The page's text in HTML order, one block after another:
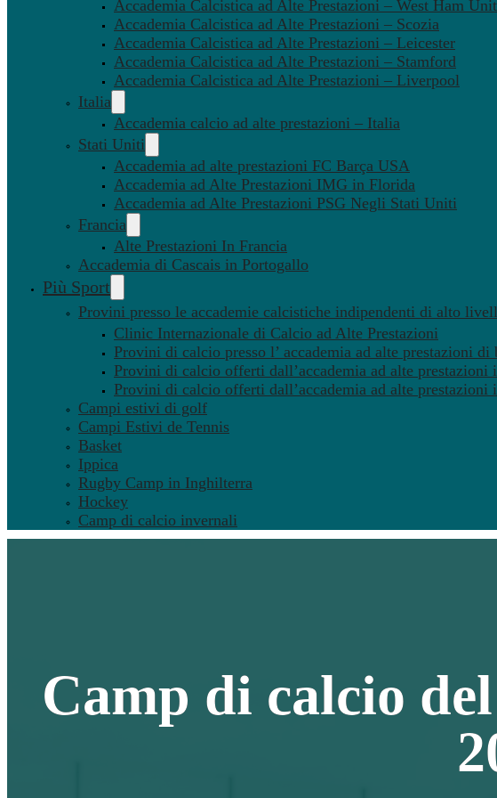
Accademia Calcistica ad Alte Prestazioni – West Ham
Accademia Calcistica ad Alte Prestazioni – Scozia
Accademia Calcistica ad Alte Prestazioni – Leicester
Accademia Calcistica ad Alte Prestazioni – Stamford
Accademia Calcistica ad Alte Prestazioni – Liverpool
Italia
Accademia calcio ad alte prestazioni – Italia
Stati Uniti
Accademia ad alte prestazioni FC Barça USA
Accademia ad Alte Prestazioni IMG in Florida
Accademia ad Alte Prestazioni PSG Negli Stati Uniti
Francia
Alte Prestazioni In Francia
Accademia di Cascais in Portogallo
Più Sport
Provini presso le accademie calcistiche indipendenti di alto
Clinic Internazionale di Calcio ad Alte Prestazioni
Provini di calcio presso l’ accademia ad alte prestazioni di
Provini di calcio offerti dall’accademia ad alte prestazioni
Provini di calcio offerti dall’accademia ad alte prestazioni
Campi estivi di golf
Campi Estivi de Tennis
Basket
Ippica
Rugby Camp in Inghilterra
Hockey
Camp di calcio invernali
Camp di calcio